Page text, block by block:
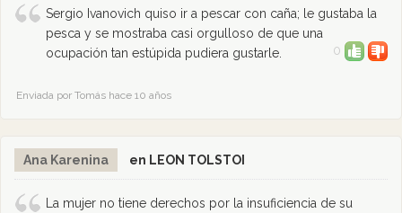
Sergio Ivanovich quiso ir a pescar con caña; le gustaba la
pesca y se mostraba casi orgulloso de que una
ocupación tan estúpida pudiera gustarle.
0
Enviada por Tomás hace 10 años
Ana Karenina en LEON TOLSTOI
La mujer no tiene derechos por la insuficiencia de su